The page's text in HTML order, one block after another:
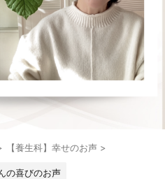
【養生科】幸せのお声 >
の喜びのお声